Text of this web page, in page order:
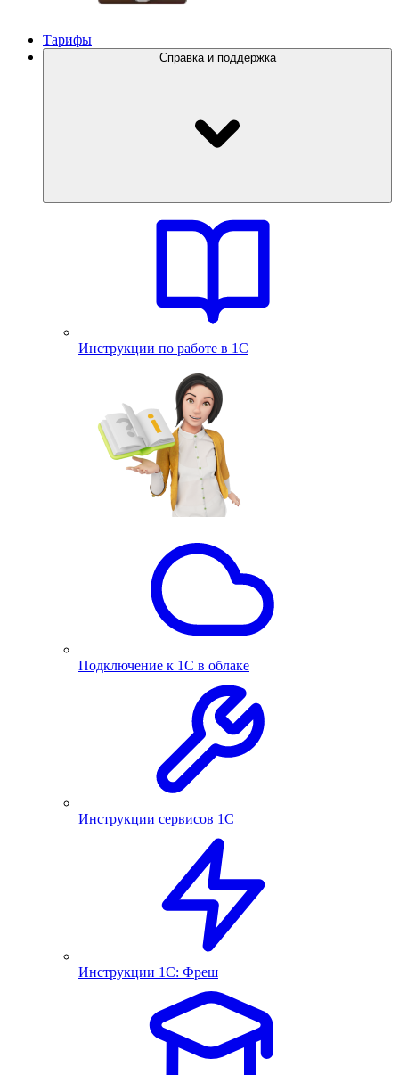
Тарифы
Справка и поддержка
Инструкции по работе в 1С
Подключение к 1С в облаке
Инструкции сервисов 1С
Инструкции 1С: Фреш